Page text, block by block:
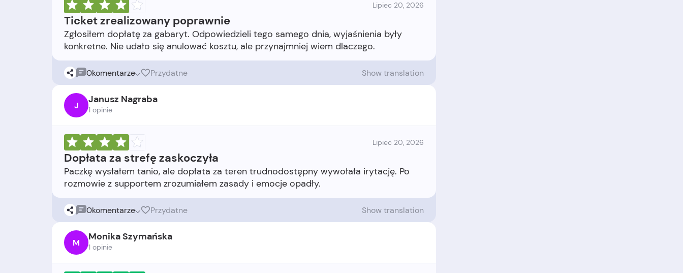
Lipiec 20, 2026
Ticket zrealizowany poprawnie
Zgłosiłem dopłatę za gabaryt. Odpowiedzieli tego samego dnia, wyjaśnienia były
0komentarze Przydatne Show translation
J Janusz Nagraba
1 opinie
Lipiec 20, 2026
Dopłata za strefę zaskoczyła
Paczkę wysłałem tanio, ale dopłata za teren trudnodostępny wywołała irytację. Po
0komentarze Przydatne Show translation
M Monika Szymańska
1 opinie